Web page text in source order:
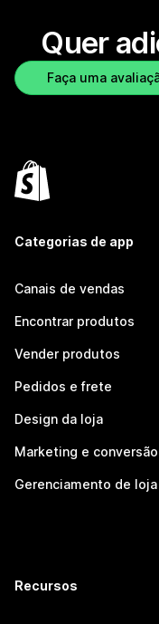
Quer
Faça uma
Categorias de app
Canais de vendas
Encontrar produtos
Vender produtos
Pedidos e frete
Design da loja
Marketing e conversão
Gerenciamento de loja
Recursos